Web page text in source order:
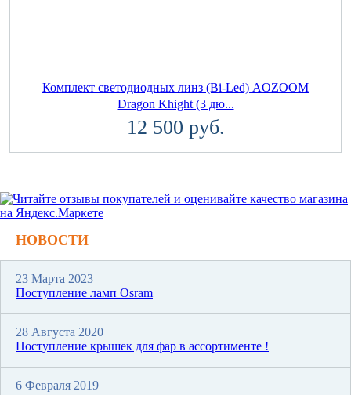
Комплект светодиодных линз (Bi-Led) AOZOOM
Dragon Khight (3 дю...
12 500 руб.
НОВОСТИ
23 Марта 2023
Поступление ламп Osram
28 Августа 2020
Поступление крышек для фар в ассортименте !
6 Февраля 2019